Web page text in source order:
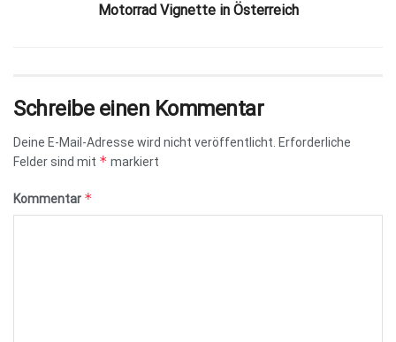
Motorrad Vignette in Österreich
Schreibe einen Kommentar
Deine E-Mail-Adresse wird nicht veröffentlicht. Erforderliche
Felder sind mit * markiert
Kommentar *